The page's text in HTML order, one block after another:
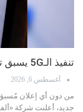
الهيئة الناظمة
الشرعي
أغسطس 3, 2026